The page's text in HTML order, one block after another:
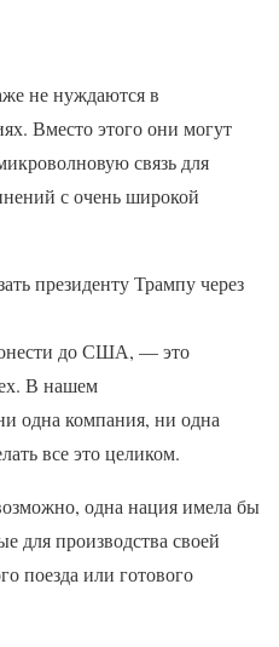
не нуждаются в
Вместо этого они могут
связь для
с очень широкой
президенту Трампу через
до США, — это
В нашем
одна компания, ни одна
все это целиком.
одна нация имела бы
для производства своей
поезда или готового